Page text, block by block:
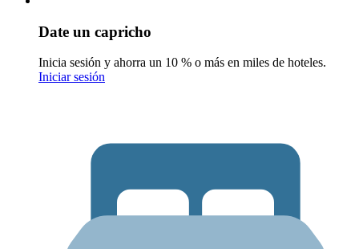
Date un capricho
Inicia sesión y ahorra un 10 % o más en miles de hoteles.
Iniciar sesión